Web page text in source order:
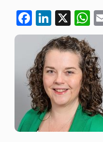
F
a
c
e
b
o
o
k
Li
n
k
e
dI
n
X
h
at
s
A
p
p